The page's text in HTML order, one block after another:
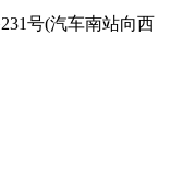
号(汽车南站向西